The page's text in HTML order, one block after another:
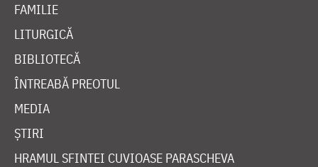
FAMILIE
LITURGICĂ
BIBLIOTECĂ
ÎNTREABĂ PREOTUL
MEDIA
ȘTIRI
HRAMUL SFINTEI CUVIOASE PARASCHEVA